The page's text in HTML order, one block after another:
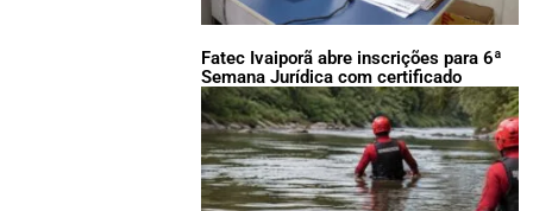
Fatec Ivaiporã abre inscrições para 6ª
Semana Jurídica com certificado